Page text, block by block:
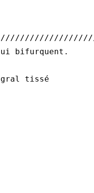
bifurquent.
tissé